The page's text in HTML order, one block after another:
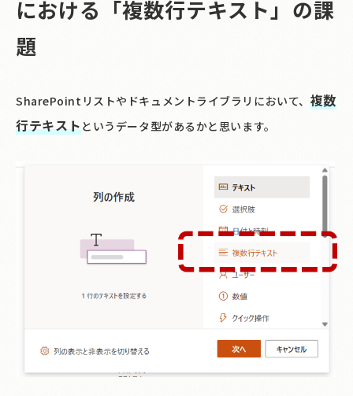
における「複数行テキスト」の課
題
SharePointリストやドキュメントライブラリにおいて、 複数
行テキストというデータ型があるかと思います。